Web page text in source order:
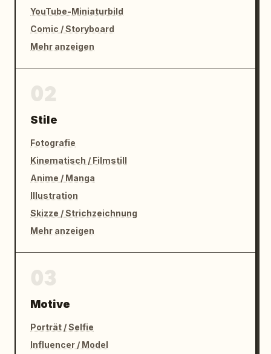
YouTube-Miniaturbild
Comic / Storyboard
Mehr anzeigen
Stile
Fotografie
Kinematisch / Filmstill
Anime / Manga
Illustration
Skizze / Strichzeichnung
Mehr anzeigen
Motive
Porträt / Selfie
Influencer / Model